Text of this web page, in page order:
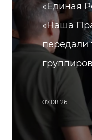
«Единая
«Наша
передали
07.08.26